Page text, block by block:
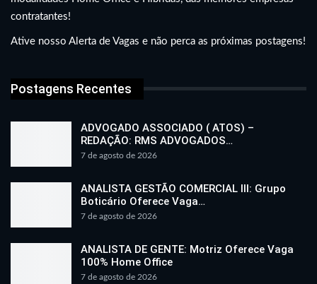
contratantes!
Ative nosso Alerta de Vagas e não perca as próximas postagens!
Postagens Recentes
ADVOGADO ASSOCIADO ( ATOS) –
REDAÇÃO: RMS ADVOGADOS…
7 de agosto de 2026
ANALISTA GESTÃO COMERCIAL III: Grupo
Boticário Oferece Vaga…
7 de agosto de 2026
ANALISTA DE GENTE: Motriz Oferece Vaga
100% Home Office
7 de agosto de 2026